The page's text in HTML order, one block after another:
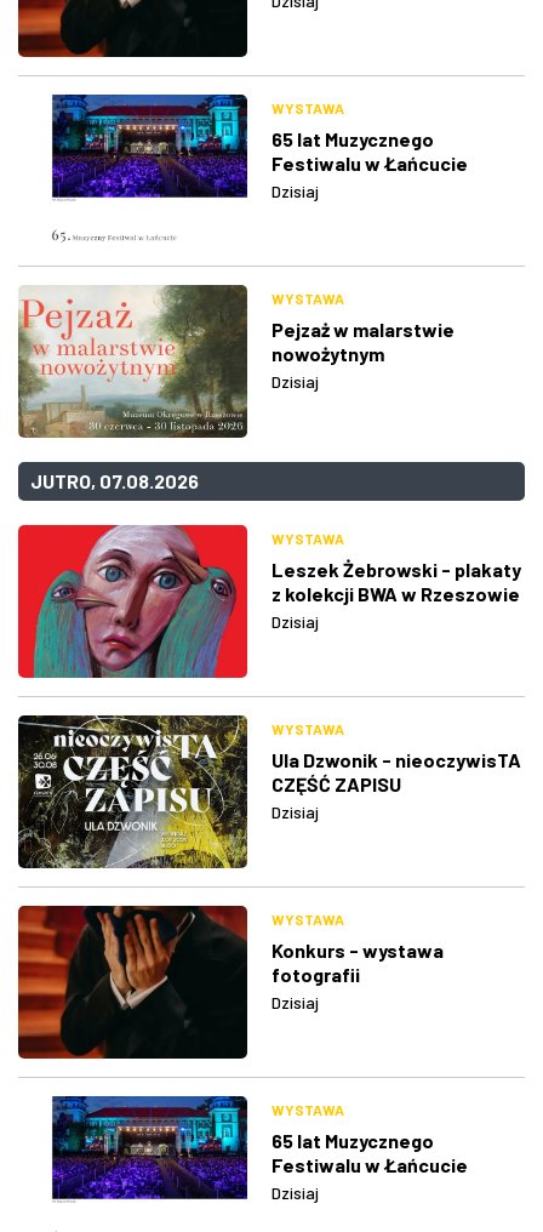
WYSTAWA
65 lat Muzycznego
Festiwalu w Łańcucie
Dzisiaj
WYSTAWA
Pejzaż w malarstwie
nowożytnym
Dzisiaj
JUTRO, 07.08.2026
WYSTAWA
Leszek Żebrowski - plakaty
z kolekcji BWA w Rzeszowie
Dzisiaj
WYSTAWA
Ula Dzwonik - nieoczywisTA
CZĘŚĆ ZAPISU
Dzisiaj
WYSTAWA
Konkurs - wystawa
fotografii
Dzisiaj
WYSTAWA
65 lat Muzycznego
Festiwalu w Łańcucie
Dzisiaj